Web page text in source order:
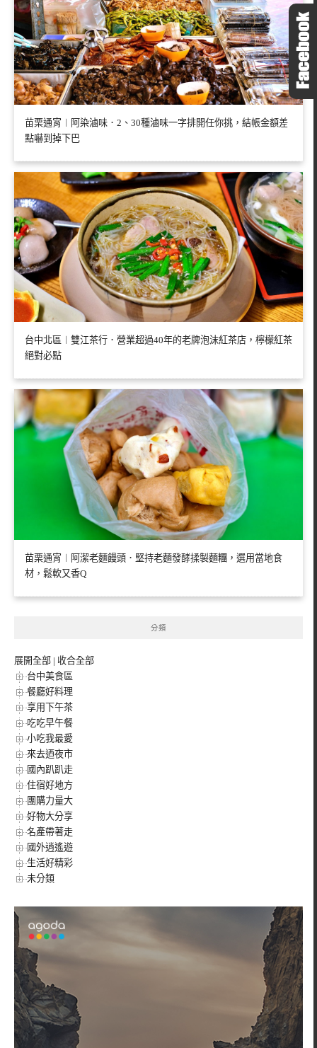
苗栗通宵︱阿染滷味．2、30種滷味一字排開任你挑，結帳金額差
點嚇到掉下巴
台中北區︱雙江茶行．營業超過40年的老牌泡沫紅茶店，檸檬紅茶
絕對必點
苗栗通宵︱阿潔老麵饅頭．堅持老麵發酵揉製麵糰，選用當地食
材，鬆軟又香Q
分類
展開全部 | 收合全部
台中美食區
餐廳好料理
享用下午茶
吃吃早午餐
小吃我最愛
來去迺夜市
國內趴趴走
住宿好地方
團購力量大
好物大分享
名產帶著走
國外逍遙遊
生活好精彩
未分類